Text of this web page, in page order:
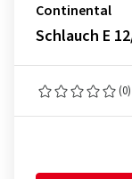
Continental
Schlauch E
(0)